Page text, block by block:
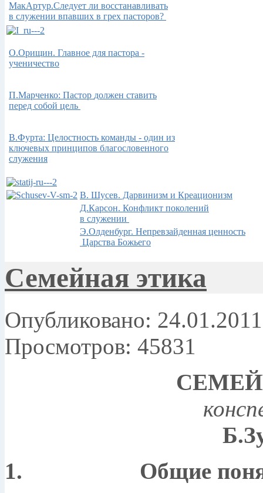
МакАртур.Следует ли восстанавливать
в служении впавших в грех пасторов?
О.Орищин. Главное для пастора -
ученичество
П.Марченко: Пастор должен ставить
перед собой цель
В.Фурта: Целостность команды - один из
ключевых принципов благословенного
служения
В. Шусев. Дарвинизм и Креационизм
Д.Карсон. Конфликт поколений
в служении
Э.Олденбург. Непревзайденная ценность
Царства Божьего
Семейная этика
Опубликовано:
Просмотров: 45831
1. Общие